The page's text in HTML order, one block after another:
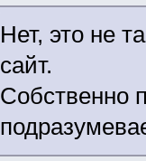
Нет, это не
сайт.
Собственно